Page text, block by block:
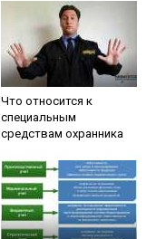
Что относится к
специальным
средствам охранника